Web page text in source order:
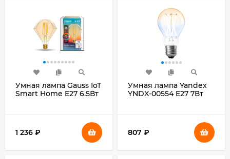
Умная лампа Gauss IoT
Smart Home E27 6.5Вт
1 236 ₽
Умная лампа Yandex
YNDX-00554 E27 7Вт
807 ₽